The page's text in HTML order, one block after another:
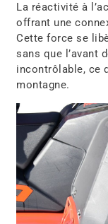
La réactivité à
offrant une
Cette force se
sans que l’avant
incontrôlable, ce
montagne.